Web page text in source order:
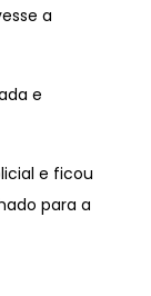
a
e
e ficou
para a